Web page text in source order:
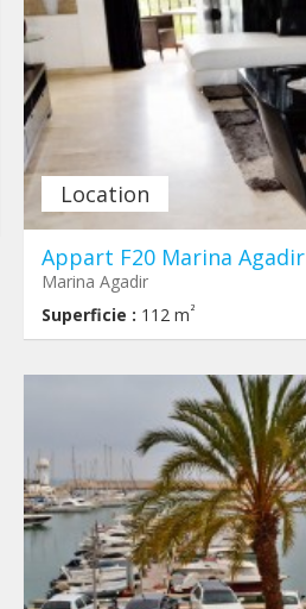
Location
Appart F20 Marina Agadir
Marina Agadir
Superficie : 112 m²